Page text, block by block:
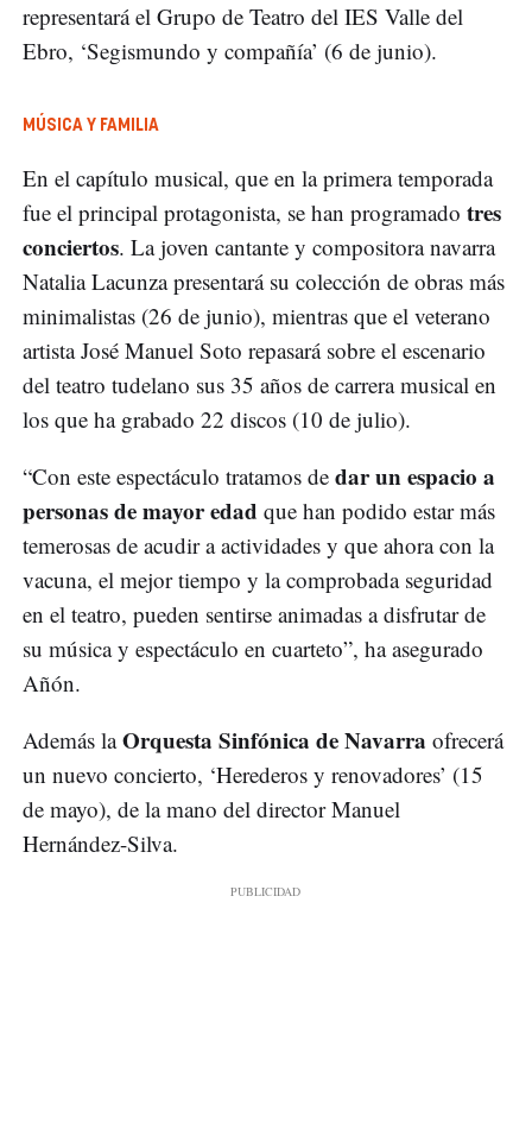
representará el Grupo de Teatro del IES Valle del
Ebro, ‘Segismundo y compañía’ (6 de junio).
MÚSICA Y FAMILIA
En el capítulo musical, que en la primera temporada
fue el principal protagonista, se han programado tres
conciertos. La joven cantante y compositora navarra
Natalia Lacunza presentará su colección de obras más
minimalistas (26 de junio), mientras que el veterano
artista José Manuel Soto repasará sobre el escenario
del teatro tudelano sus 35 años de carrera musical en
los que ha grabado 22 discos (10 de julio).
“Con este espectáculo tratamos de dar un espacio a
personas de mayor edad que han podido estar más
temerosas de acudir a actividades y que ahora con la
vacuna, el mejor tiempo y la comprobada seguridad
en el teatro, pueden sentirse animadas a disfrutar de
su música y espectáculo en cuarteto”, ha asegurado
Añón.
Además laOrquesta Sinfónica de Navarra ofrecerá
un nuevo concierto, ‘Herederos y renovadores’ (15
de mayo), de la mano del director Manuel
Hernández-Silva.